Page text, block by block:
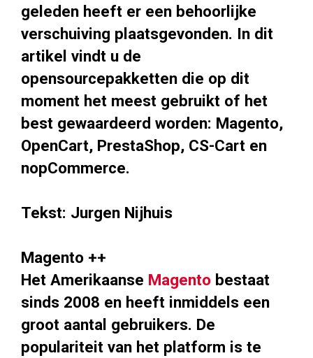
geleden heeft er een behoorlijke
verschuiving plaatsgevonden. In dit
artikel vindt u de
opensourcepakketten die op dit
moment het meest gebruikt of het
best gewaardeerd worden: Magento,
OpenCart, PrestaShop, CS-Cart en
nopCommerce.
Tekst: Jurgen Nijhuis
Magento ++
Het Amerikaanse Magento bestaat
sinds 2008 en heeft inmiddels een
groot aantal gebruikers. De
populariteit van het platform is te